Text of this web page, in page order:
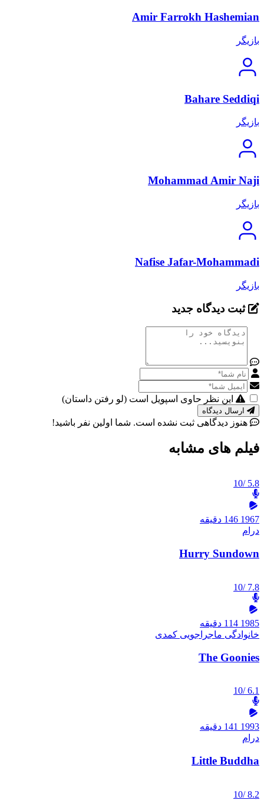
Amir Farrokh Hashemian
بازیگر
Bahare Seddiqi
بازیگر
Mohammad Amir Naji
بازیگر
Nafise Jafar-Mohammadi
بازیگر
ثبت دیدگاه جدید
این نظر حاوی اسپویل است (لو رفتن داستان)
هنوز دیدگاهی ثبت نشده است. شما اولین نفر باشید!
فیلم های مشابه
5.8
/10
1967 146 دقیقه
درام
Hurry Sundown
7.8
/10
1985 114 دقیقه
خانوادگی ماجراجویی کمدی
The Goonies
6.1
/10
1993 141 دقیقه
درام
Little Buddha
8.2
/10